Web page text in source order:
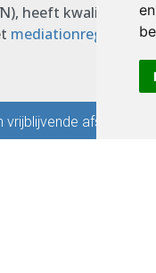
N), heeft
mediationreglement
afspraak